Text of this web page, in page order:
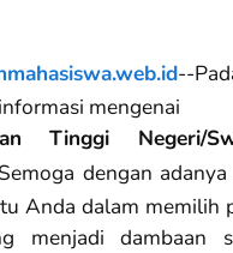
--
mengenai
Tinggi Negeri/
dengan
Anda dalam memilih
menjadi dambaan